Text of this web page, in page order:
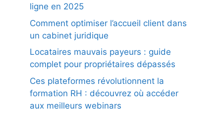
ligne en 2025
Comment optimiser l’accueil client dans
un cabinet juridique
Locataires mauvais payeurs : guide
complet pour propriétaires dépassés
Ces plateformes révolutionnent la
formation RH : découvrez où accéder
aux meilleurs webinars